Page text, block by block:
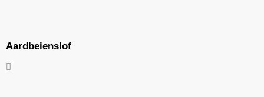
Aardbeienslof